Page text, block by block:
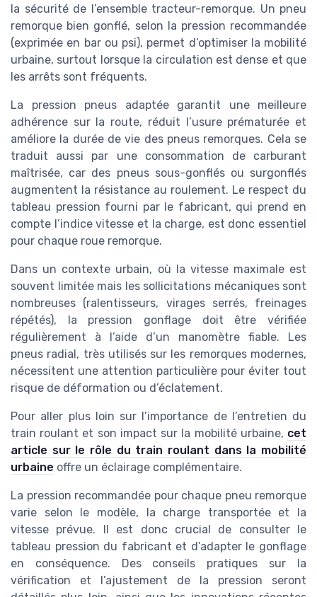
la sécurité de l’ensemble tracteur-remorque. Un pneu
remorque bien gonflé, selon la pression recommandée
(exprimée en bar ou psi), permet d’optimiser la mobilité
urbaine, surtout lorsque la circulation est dense et que
les arrêts sont fréquents.
La pression pneus adaptée garantit une meilleure
adhérence sur la route, réduit l’usure prématurée et
améliore la durée de vie des pneus remorques. Cela se
traduit aussi par une consommation de carburant
maîtrisée, car des pneus sous-gonflés ou surgonflés
augmentent la résistance au roulement. Le respect du
tableau pression fourni par le fabricant, qui prend en
compte l’indice vitesse et la charge, est donc essentiel
pour chaque roue remorque.
Dans un contexte urbain, où la vitesse maximale est
souvent limitée mais les sollicitations mécaniques sont
nombreuses (ralentisseurs, virages serrés, freinages
répétés), la pression gonflage doit être vérifiée
régulièrement à l’aide d’un manomètre fiable. Les
pneus radial, très utilisés sur les remorques modernes,
nécessitent une attention particulière pour éviter tout
risque de déformation ou d’éclatement.
Pour aller plus loin sur l’importance de l’entretien du
train roulant et son impact sur la mobilité urbaine, cet
article sur le rôle du train roulant dans la mobilité
urbaine offre un éclairage complémentaire.
La pression recommandée pour chaque pneu remorque
varie selon le modèle, la charge transportée et la
vitesse prévue. Il est donc crucial de consulter le
tableau pression du fabricant et d’adapter le gonflage
en conséquence. Des conseils pratiques sur la
vérification et l’ajustement de la pression seront